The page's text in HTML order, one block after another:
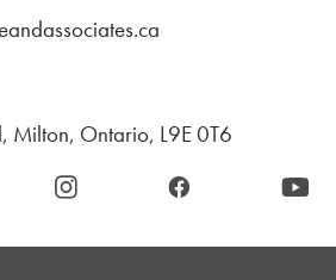
Milton, Ontario, L9E 0T6